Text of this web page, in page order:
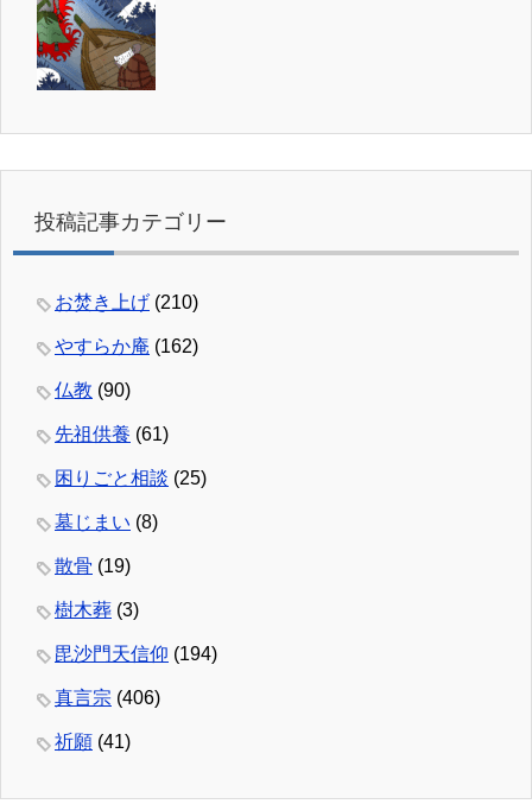
投稿記事カテゴリー
お焚き上げ (210)
やすらか庵 (162)
仏教 (90)
先祖供養 (61)
困りごと相談 (25)
墓じまい (8)
散骨 (19)
樹木葬 (3)
毘沙門天信仰 (194)
真言宗 (406)
祈願 (41)